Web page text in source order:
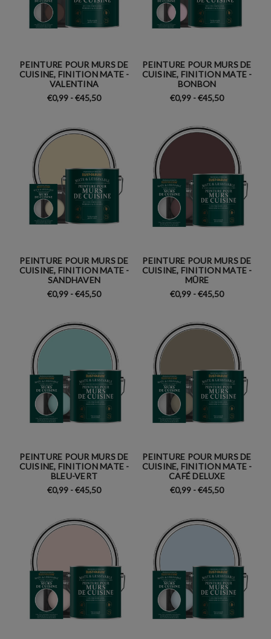
PEINTURE POUR MURS DE
CUISINE, FINITION MATE -
VALENTINA
€0,99 - €45,50
PEINTURE POUR MURS DE
CUISINE, FINITION MATE -
BONBON
€0,99 - €45,50
PEINTURE POUR MURS DE
CUISINE, FINITION MATE -
SANDHAVEN
€0,99 - €45,50
PEINTURE POUR MURS DE
CUISINE, FINITION MATE -
MÛRE
€0,99 - €45,50
PEINTURE POUR MURS DE
CUISINE, FINITION MATE -
BLEU-VERT
€0,99 - €45,50
PEINTURE POUR MURS DE
CUISINE, FINITION MATE -
CAFÉ DELUXE
€0,99 - €45,50